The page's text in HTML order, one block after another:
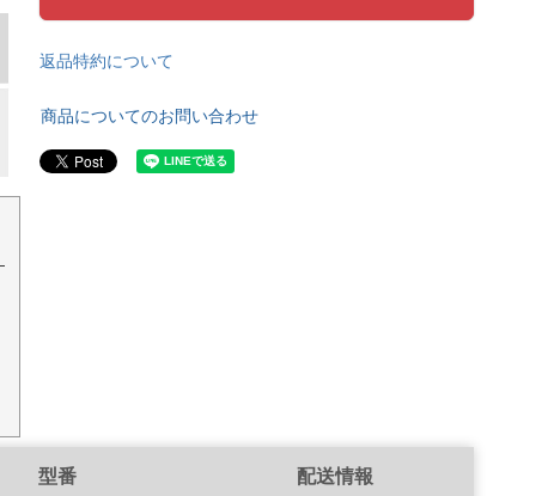
返品特約について
商品についてのお問い合わせ
型番 配送情報